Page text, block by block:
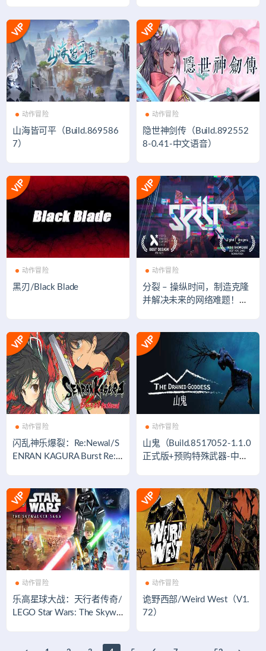
动作冒险
山海皆可平（Build.869586
7）
动作冒险
隐世神剑传（Build.892552
8-0.41-中文语音）
动作冒险
黑刃/Black Blade
动作冒险
分裂 – 操纵时间，制造克隆
并解决未来的网络难题！
动作冒险
闪乱神乐爆裂：Re:Newal/S
ENRAN KAGURA Burst Re:N
动作冒险
山鬼（Build.8517052-1.1.0
正式版+预购特殊武器-中文
动作冒险
乐高星球大战：天行者传奇/
LEGO Star Wars: The Skywal
动作冒险
诡野西部/Weird West（V1.
72）